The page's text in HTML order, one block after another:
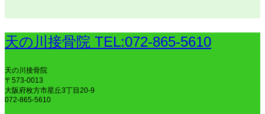
天の川接骨院 TEL:072-865-5610
天の川接骨院
〒573-0013
大阪府枚方市星丘3丁目20-9
072-865-5610